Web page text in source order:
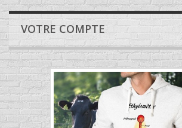
VOTRE COMPTE